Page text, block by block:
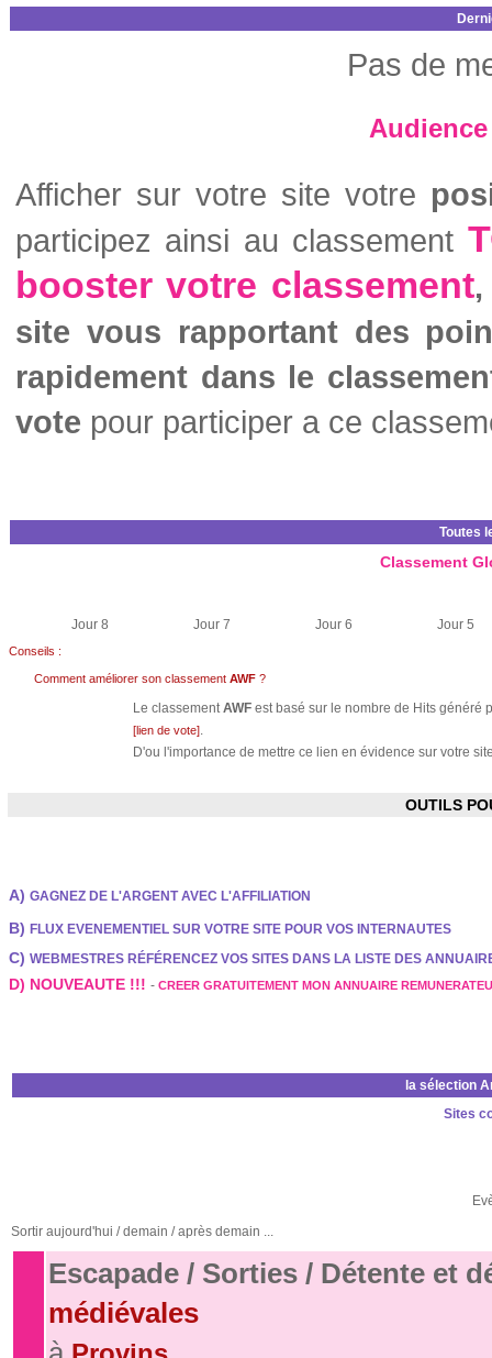
Pas de
Afficher sur votre site votre
participez ainsi au classement
booster votre classement,
site vous rapportant des
rapidement dans le
vote pour participer a ce
Toutes
Classement
Jour 8 Jour 7 Jour 6 Jour 5
Conseils :
Comment améliorer son classement AWF ?
Le classementAWF est basé sur le nombre de Hits généré
[lien de vote].
D'ou l'importance de mettre ce lien en évidence sur votre
OUTILS
A) GAGNEZ DE L'ARGENT AVEC L'AFFILIATION
B) FLUX EVENEMENTIEL SUR VOTRE SITE POUR VOS INTERNAUTES
C) WEBMESTRES RÉFÉRENCEZ VOS SITES DANS LA LISTE DES
D) NOUVEAUTE !!! - CREER GRATUITEMENT MON ANNUAIRE
la sélection
Sites
Sortir aujourd'hui / demain / après demain ...
Escapade / Sorties / Détente et
médiévales